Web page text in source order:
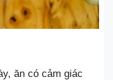
ăn có cảm giác